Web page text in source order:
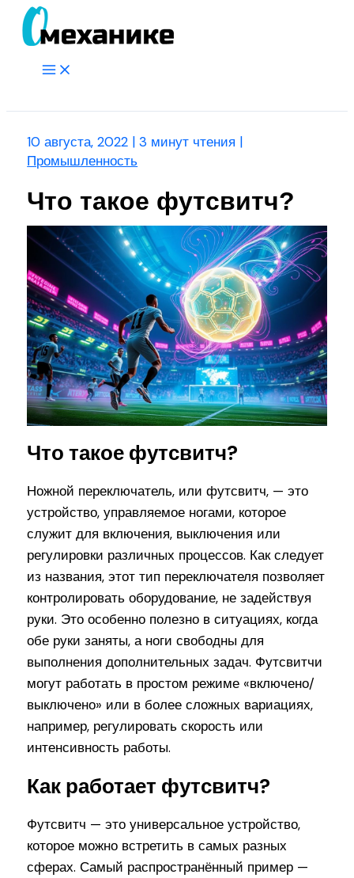
Перейти
Main
10 августа, 2022 |3 минут чтения |
Промышленность
Что такое футсвитч?
Что такое футсвитч?
Ножной переключатель, или футсвитч, — это
устройство, управляемое ногами, которое
служит для включения, выключения или
регулировки различных процессов. Как следует
из названия, этот тип переключателя позволяет
контролировать оборудование, не задействуя
руки. Это особенно полезно в ситуациях, когда
обе руки заняты, а ноги свободны для
выполнения дополнительных задач. Футсвитчи
могут работать в простом режиме «включено/
выключено» или в более сложных вариациях,
например, регулировать скорость или
интенсивность работы.
Как работает футсвитч?
Футсвитч — это универсальное устройство,
которое можно встретить в самых разных
сферах. Самый распространённый пример —